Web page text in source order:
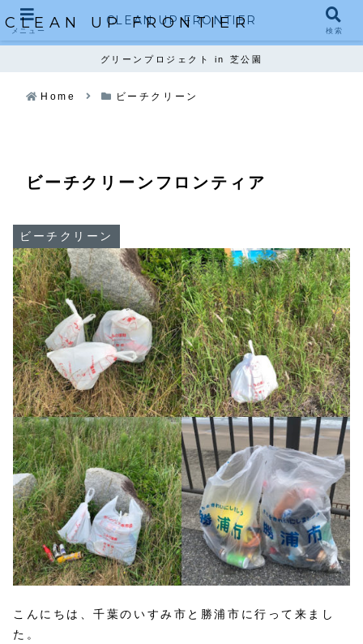
CLEAN UP FRONTIER
グリーンプロジェクト in 芝公園
Home ビーチクリーン
ビーチクリーンフロンティア
ビーチクリーン
こんにちは、千葉のいすみ市と勝浦市に行って来まし
た。
メニュー
CLEAN UP FRONTIER
検索